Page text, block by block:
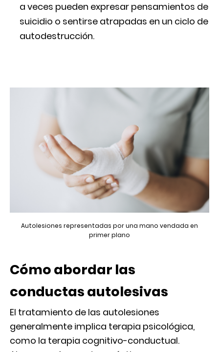
a veces pueden expresar pensamientos de
suicidio o sentirse atrapadas en un ciclo de
autodestrucción.
Autolesiones representadas por una mano vendada en
primer plano
Cómo abordar las
conductas autolesivas
El tratamiento de las autolesiones
generalmente implica terapia psicológica,
como la terapia cognitivo-conductual.